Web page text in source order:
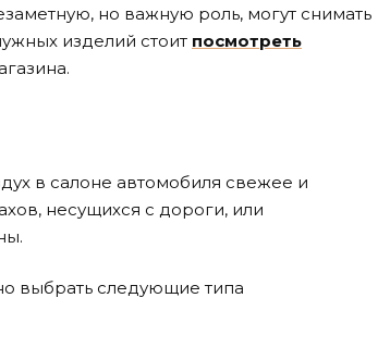
но важную роль, могут снимать
изделий стоит посмотреть
в салоне автомобиля свежее и
несущихся с дороги, или
выбрать следующие типа